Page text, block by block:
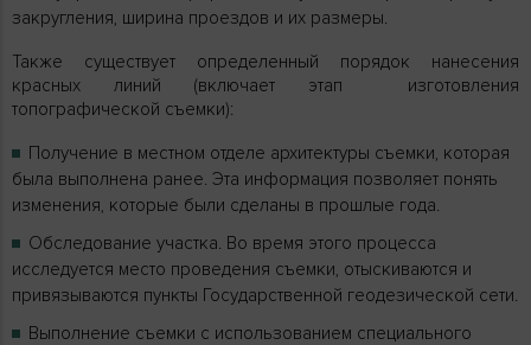
закругления, ширина проездов и их размеры.
Также существует определенный порядок нанесения
красных линий (включает этап изготовления
топографической съемки):
Получение в местном отделе архитектуры съемки, которая
была выполнена ранее. Эта информация позволяет понять
изменения, которые были сделаны в прошлые года.
Обследование участка. Во время этого процесса
исследуется место проведения съемки, отыскиваются и
привязываются пункты Государственной геодезической сети.
Выполнение съемки с использованием специального